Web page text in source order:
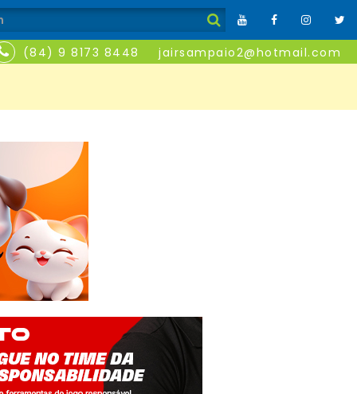
(84) 9 8173 8448 jairsampaio2@hotmail.com